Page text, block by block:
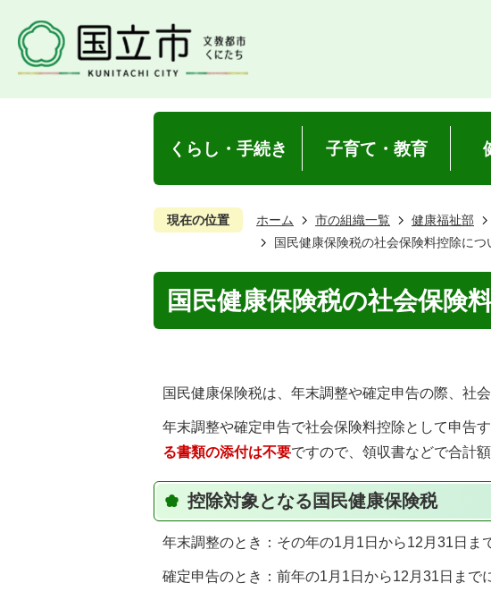
くらし・手続き 子育て・教育
現在の位置 ホーム 市の組織一覧 健康福祉部
国民健康保険税の社会保険料控除につ
国民健康保険税の社会保険
国民健康保険税は、年末調整や確定申告の際、社
年末調整や確定申告で社会保険料控除として申告す
る書類の添付は不要ですので、領収書などで合計
控除対象となる国民健康保険税
年末調整のとき：その年の1月1日から12月31日ま
確定申告のとき：前年の1月1日から12月31日まで